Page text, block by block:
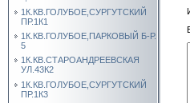
1К.КВ.ГОЛУБОЕ,СУРГУТСКИЙ
ПР.1К1
1К.КВ.ГОЛУБОЕ,ПАРКОВЫЙ Б-Р.
5
1К.КВ.СТАРОАНДРЕЕВСКАЯ
УЛ.43К2
1К.КВ.ГОЛУБОЕ,СУРГУТСКИЙ
ПР.1К3